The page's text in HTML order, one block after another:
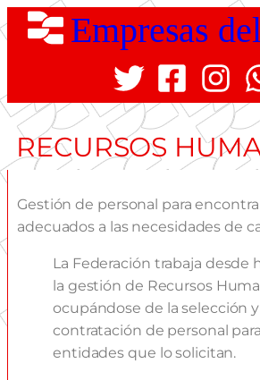
Empresas
RECURSOS
Gestión de personal para
adecuados a las necesidades de
La Federación trabaja desde
la gestión de Recursos
ocupándose de la selección y
contratación de personal
entidades que lo solicitan.